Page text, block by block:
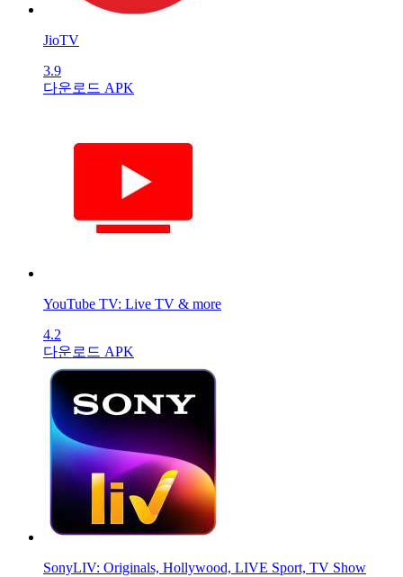
JioTV
3.9
다운로드 APK
YouTube TV: Live TV & more
4.2
다운로드 APK
SonyLIV: Originals, Hollywood, LIVE Sport, TV Show